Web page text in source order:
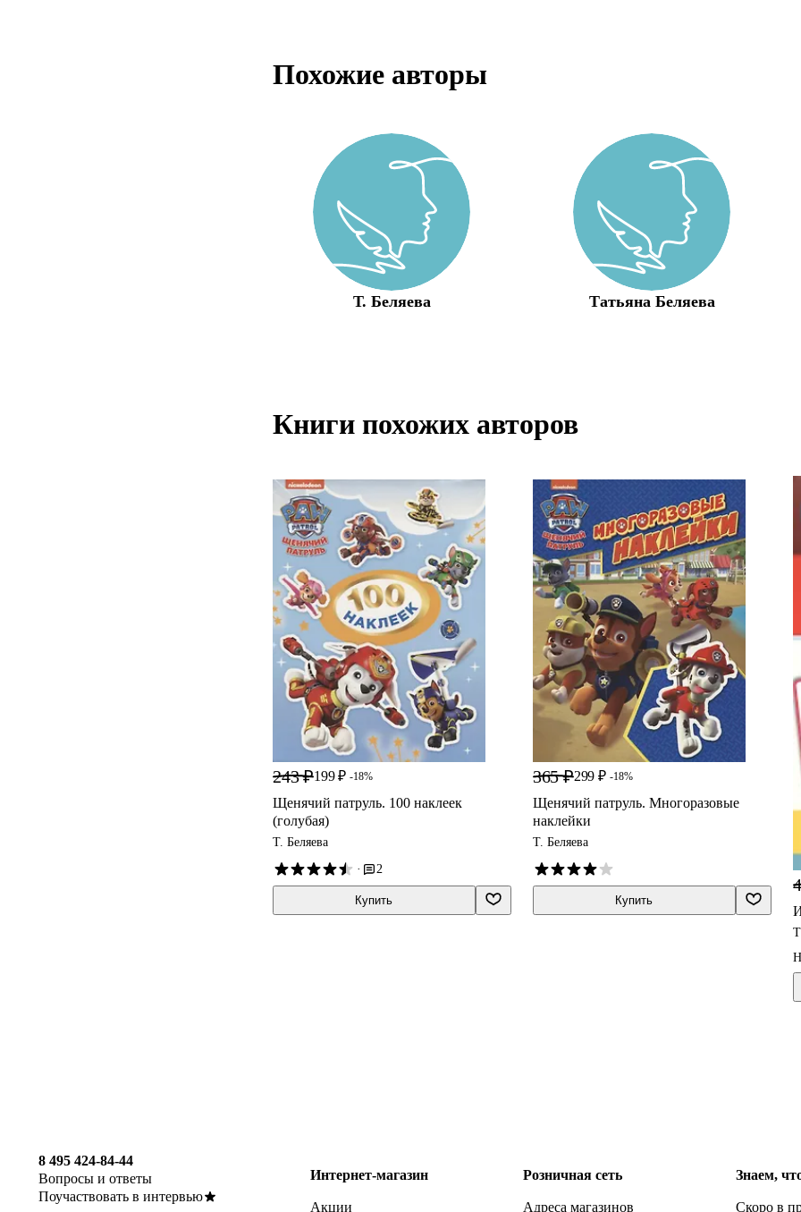
Похожие авторы
Т. Беляева Татьяна Беляева
Книги похожих авторов
243 ₽199 ₽ -18%
Щенячий патруль. 100 наклеек
(голубая)
Т. Беляева
·
2
Купить
365 ₽299 ₽ -18%
Щенячий патруль. Многоразовые
наклейки
Т. Беляева
Купить
8 495 424-84-44
Вопросы и ответы
Поучаствовать в интервью
Интернет-магазин
Акции
Розничная сеть
Адреса магазинов
Знаем,
Скоро в